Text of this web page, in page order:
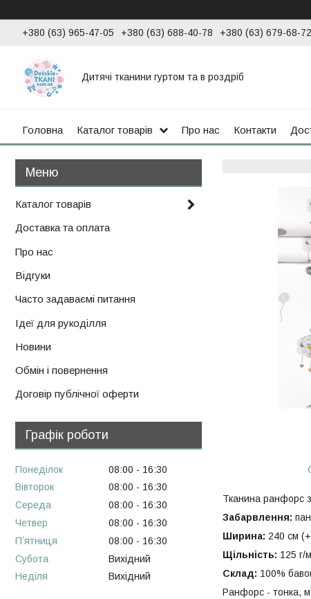
+380 (63) 965-47-05 +380 (63) 688-40-78 +380 (63) 679-68-72
Дитячі тканини гуртом та в роздріб
Головна Каталог товарів Про нас Контакти
Тканина ранфорс
Забарвлення:
Ширина: 240 см
Щільність: 125 г/
Склад: 100%
Ранфорс - тонка,
Каталог товарів
Доставка та оплата
Про нас
Відгуки
Часто задаваємі питання
Ідеї для рукоділля
Новини
Обмін і повернення
Договір публічної оферти
Графік роботи
Понеділок 08:00
16:30
Вівторок
08:00
16:30
Середа
08:00
16:30
Четвер
08:00
16:30
Пʼятниця
08:00
16:30
Субота
Вихідний
Неділя
Вихідний